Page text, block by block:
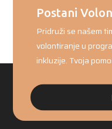
Postani
Pridruži se našem
volontiranje u
inkluzije. Tvoja